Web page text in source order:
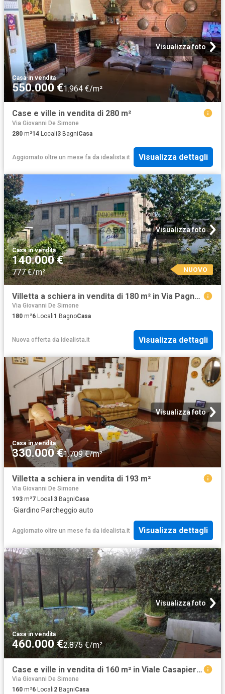
Visualizza foto
Casa·in vendita
550.000 €1.964 €/m²
Case e ville in vendita di 280 m²
Via Giovanni De Simone
280 m²14 Locali3 BagniCasa
Aggiornato oltre un mese fa da idealista.it Visualizza dettagli
Visualizza foto
Casa·in vendita
140.000 €
777 €/m² NUOVO
Villetta a schiera in vendita di 180 m² in Via Pagnatico, 39
Via Giovanni De Simone
180 m²6 Locali1 BagnoCasa
Nuova offerta da idealista.it Visualizza dettagli
Visualizza foto
Casa·in vendita
330.000 €1.709 €/m²
Villetta a schiera in vendita di 193 m²
Via Giovanni De Simone
193 m²7 Locali3 BagniCasa
·Giardino·Parcheggio auto
Aggiornato oltre un mese fa da idealista.it Visualizza dettagli
Visualizza foto
Casa·in vendita
460.000 €2.875 €/m²
Case e ville in vendita di 160 m² in Viale Casapieri, 56019
Via Giovanni De Simone
160 m²6 Locali2 BagniCasa